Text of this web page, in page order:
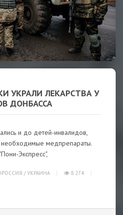
УКРАЛИ ЛЕКАРСТВА У
ДОНБАССА
и до детей-инвалидов,
необходимые медпрепараты.
Экспресс",
/ УКРАИНА
8 274